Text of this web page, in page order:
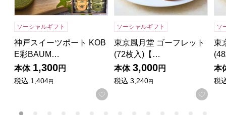
ソーシャルギフト
神戸スイーツポート KOB
E彩BAUM…
本体 1,300円
税込 1,404円
お気に入りに登録する
ソーシャルギフト
東京風月堂 ゴーフレット
(72枚入)【…
本体 3,000円
税込 3,240円
お気
ソ
東
本
税